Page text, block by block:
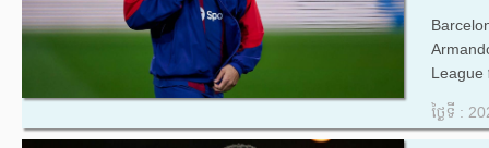
League
ថ្ងៃទី :